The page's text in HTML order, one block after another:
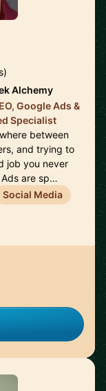
Alchemy
Google Ads &
Specialist
between
and trying to
job you never
are sp…
Social Media